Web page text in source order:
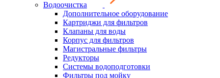
Водоочистка
Дополнительное оборудование
Картриджи для фильтров
Клапаны для воды
Корпус для фильтров
Магистральные фильтры
Редукторы
Системы водоподготовки
Фильтры под мойку